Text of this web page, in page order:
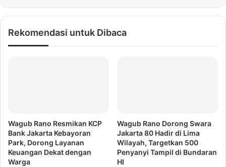
Rekomendasi untuk Dibaca
Wagub Rano Resmikan KCP
Bank Jakarta Kebayoran
Park, Dorong Layanan
Keuangan Dekat dengan
Warga
Wagub Rano Dorong Swara
Jakarta 80 Hadir di Lima
Wilayah, Targetkan 500
Penyanyi Tampil di Bundaran
HI